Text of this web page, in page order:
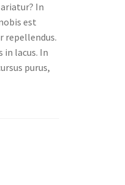
In
est
repellendus.
lacus. In
purus,